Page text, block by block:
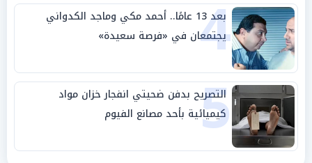
4 بعد 13 عامًا.. أحمد مكي وماجد الكدواني
يجتمعان في «فرصة سعيدة»
5
التصريح بدفن ضحيتي انفجار خزان مواد
كيميائية بأحد مصانع الفيوم